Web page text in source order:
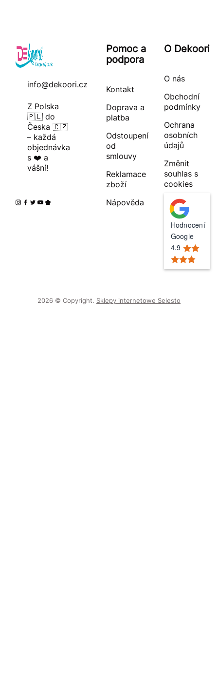
info@dekoori.cz
Z Polska
🇵🇱 do
Česka 🇨🇿
– každá
objednávka
s ❤️ a
vášní!
Pomoc a
podpora
Kontakt
Doprava a
platba
Odstoupení
od
smlouvy
Reklamace
zboží
Nápověda
O Dekoori
O nás
Obchodní
podmínky
Ochrana
osobních
údajů
Změnit
souhlas s
cookies
Hodnocení
Google
4.9
2026 © Copyright. Sklepy internetowe Selesto